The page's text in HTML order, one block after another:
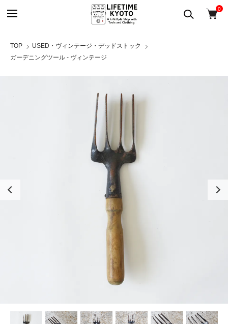
0
TOP
USED・ヴィンテージ・デッドストック
ガーデニングツール - ヴィンテージ